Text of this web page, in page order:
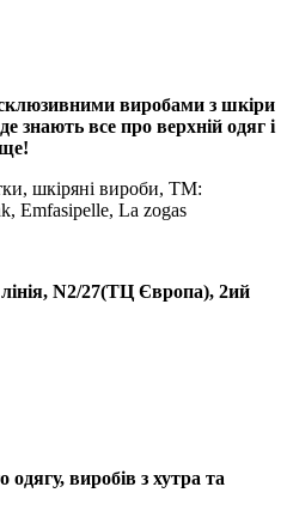
виробами з шкіри
знають все про верхній одяг і
шкіряні вироби, ТМ:
Emfasipelle, La zogas
N2/27(ТЦ Європа), 2ий
виробів з хутра та